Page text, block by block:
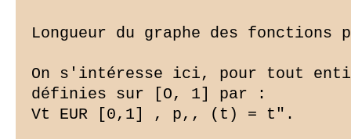
Longueur du graphe des fonctions
On s'intéresse ici, pour tout
définies sur [O, 1] par :
Vt EUR [0,1] , p,, (t) = t".